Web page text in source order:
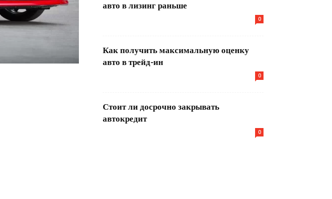
авто в лизинг раньше
0
Как получить максимальную оценку
авто в трейд-ин
0
Стоит ли досрочно закрывать
автокредит
0